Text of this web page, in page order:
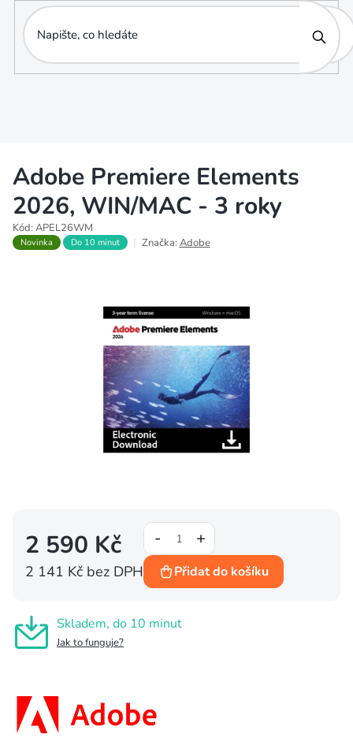
obsah
Adobe Premiere Elements
2026, WIN/MAC - 3 roky
Kód: APEL26WM
Novinka Do 10 minut Značka: Adobe
Skladem, do 10 minut
Jak to funguje?
2 590 Kč
2 141 Kč bez DPH Přidat do košíku